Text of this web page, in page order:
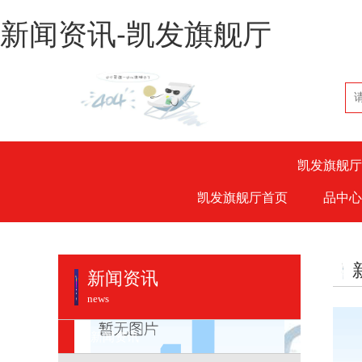
新闻资讯-凯发旗舰厅
凯发旗舰厅首页
凯发旗舰
品中心
新闻资讯
news
新闻资讯